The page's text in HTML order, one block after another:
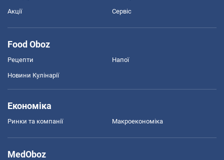
Акції Сервіс
Food Oboz
Рецепти Напої
Новини Кулінарії
Економіка
Ринки та компанії Макроекономіка
MedOboz